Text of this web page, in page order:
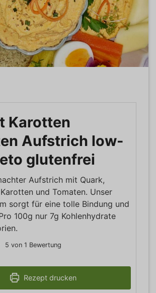
Karotten
Aufstrich low-
glutenfrei
Aufstrich mit Quark,
und Tomaten. Unser
sorgt für eine tolle Bindung und
100g nur 7g Kohlenhydrate
5 von 1 Bewertung
Rezept drucken